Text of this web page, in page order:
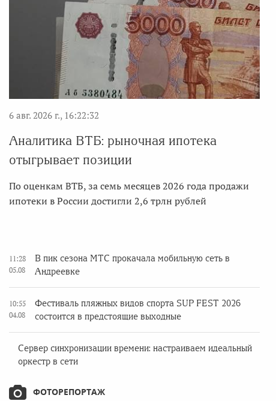
6 авг. 2026 г., 16:22:32
Аналитика ВТБ: рыночная ипотека
отыгрывает позиции
По оценкам ВТБ, за семь месяцев 2026 года продажи
ипотеки в России достигли 2,6 трлн рублей
11:28
05.08
В пик сезона МТС прокачала мобильную сеть в
Андреевке
10:55
04.08
Фестиваль пляжных видов спорта SUP FEST 2026
состоится в предстоящие выходные
Сервер синхронизации времени: настраиваем идеальный
оркестр в сети
ФОТОРЕПОРТАЖ